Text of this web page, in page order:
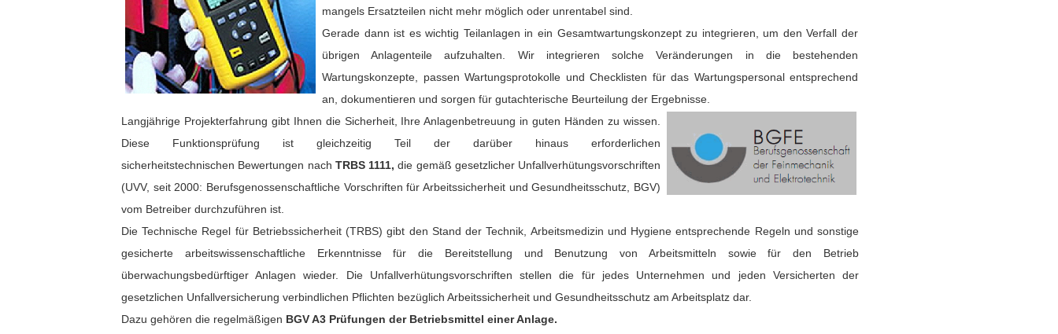
mangels Ersatzteilen nicht mehr möglich oder unrentabel sind.
Gerade dann ist es wichtig Teilanlagen in ein Gesamtwartungskonzept zu integrieren, um den Verfall der
übrigen Anlagenteile aufzuhalten. Wir integrieren solche Veränderungen in die bestehenden
Wartungskonzepte, passen Wartungsprotokolle und Checklisten für das Wartungspersonal entsprechend
an, dokumentieren und sorgen für gutachterische Beurteilung der Ergebnisse.
Langjährige Projekterfahrung gibt Ihnen die Sicherheit, Ihre Anlagenbetreuung in guten Händen zu wissen.
Diese Funktionsprüfung ist gleichzeitig Teil der darüber hinaus erforderlichen
sicherheitstechnischen Bewertungen nach TRBS 1111, die gemäß gesetzlicher Unfallverhütungsvorschriften
(UVV, seit 2000: Berufsgenossenschaftliche Vorschriften für Arbeitssicherheit und Gesundheitsschutz, BGV)
vom Betreiber durchzuführen ist.
Die Technische Regel für Betriebssicherheit (TRBS) gibt den Stand der Technik, Arbeitsmedizin und Hygiene entsprechende Regeln und sonstige
gesicherte arbeitswissenschaftliche Erkenntnisse für die Bereitstellung und Benutzung von Arbeitsmitteln sowie für den Betrieb
überwachungsbedürftiger Anlagen wieder. Die Unfallverhütungsvorschriften stellen die für jedes Unternehmen und jeden Versicherten der
gesetzlichen Unfallversicherung verbindlichen Pflichten bezüglich Arbeitssicherheit und Gesundheitsschutz am Arbeitsplatz dar.
Dazu gehören die regelmäßigen BGV A3 Prüfungen der Betriebsmittel einer Anlage.